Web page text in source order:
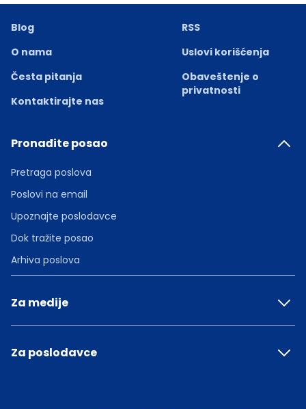
Blog
O nama
Česta pitanja
Kontaktirajte nas
RSS
Uslovi korišćenja
Obaveštenje o
privatnosti
Pronađite posao
Pretraga poslova
Poslovi na email
Upoznajte poslodavce
Dok tražite posao
Arhiva poslova
Za medije
Za poslodavce